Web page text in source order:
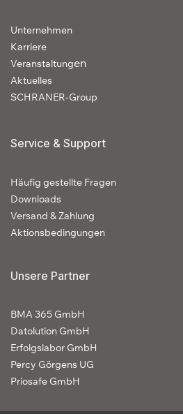
Unternehmen
Karriere
Veranstaltungen
Aktuelles
SCHRANER-Group
Service & Support
Häufig gestellte Fragen
Downloads
Versand & Zahlung
Aktionsbedingungen
Unsere Partner
BMA 365 GmbH
Datolution GmbH
Erfolgslabor GmbH
Percy Görgens UG
Priosafe GmbH